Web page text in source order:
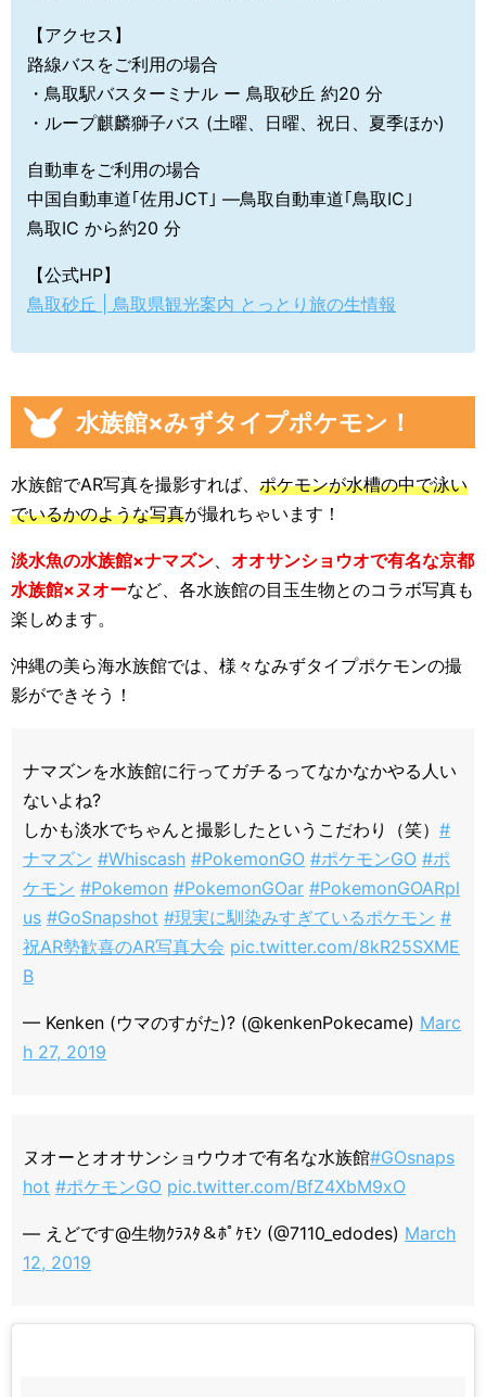
【アクセス】
路線バスをご利用の場合
・鳥取駅バスターミナル ー 鳥取砂丘 約20 分
・ループ麒麟獅子バス (土曜、日曜、祝日、夏季ほか)
自動車をご利用の場合
中国自動車道｢佐用JCT｣ ―鳥取自動車道｢鳥取IC｣
鳥取IC から約20 分
【公式HP】
鳥取砂丘 | 鳥取県観光案内 とっとり旅の生情報
水族館×みずタイプポケモン！
水族館でAR写真を撮影すれば、 ポケモンが水槽の中で泳い
でいるかのような写真が撮れちゃいます！
淡水魚の水族館×ナマズン、 オオサンショウオで有名な京都
水族館×ヌオーなど、各水族館の目玉生物とのコラボ写真も
楽しめます。
沖縄の美ら海水族館では、様々なみずタイプポケモンの撮
影ができそう！
ナマズンを水族館に行ってガチるってなかなかやる人い
ないよね?
しかも淡水でちゃんと撮影したというこだわり（笑） #
ナマズン #Whiscash #PokemonGO #ポケモンGO #ポ
ケモン #Pokemon #PokemonGOar #PokemonGOARpl
us #GoSnapshot #現実に馴染みすぎているポケモン #
祝AR勢歓喜のAR写真大会 pic.twitter.com/8kR25SXME
B
— Kenken (ウマのすがた)? (@kenkenPokecame) Marc
h 27, 2019
ヌオーとオオサンショウウオで有名な水族館#GOsnaps
hot #ポケモンGO pic.twitter.com/BfZ4XbM9xO
— えどです@生物ｸﾗｽﾀ＆ﾎﾟｹﾓﾝ (@7110_edodes) March
12, 2019